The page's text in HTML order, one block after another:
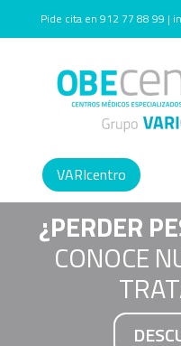
Pide cita en 912 77 88 99 |
VARIcentro
¿PERDER
CONOCE